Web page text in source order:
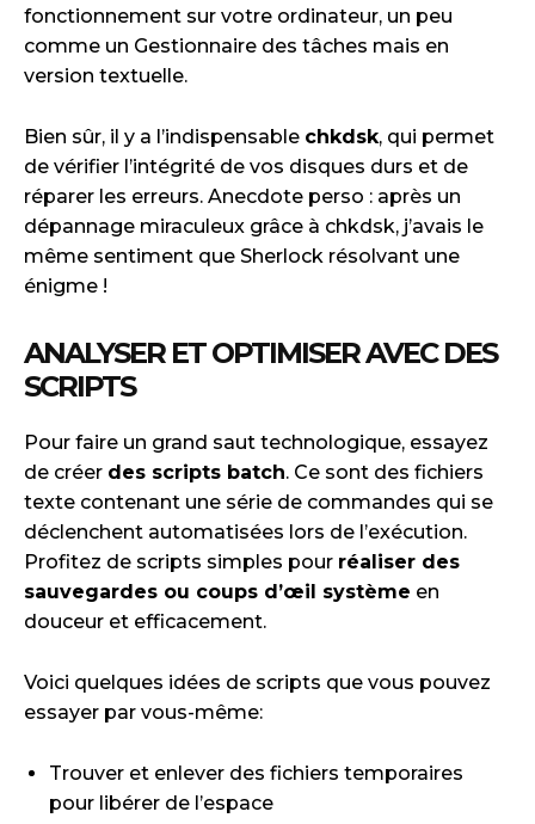
fonctionnement sur votre ordinateur, un peu
comme un Gestionnaire des tâches mais en
version textuelle.
Bien sûr, il y a l’indispensable chkdsk, qui permet
de vérifier l’intégrité de vos disques durs et de
réparer les erreurs. Anecdote perso : après un
dépannage miraculeux grâce à chkdsk, j’avais le
même sentiment que Sherlock résolvant une
énigme !
ANALYSER ET OPTIMISER AVEC DES
SCRIPTS
Pour faire un grand saut technologique, essayez
de créer des scripts batch. Ce sont des fichiers
texte contenant une série de commandes qui se
déclenchent automatisées lors de l’exécution.
Profitez de scripts simples pour réaliser des
sauvegardes ou coups d’œil système en
douceur et efficacement.
Voici quelques idées de scripts que vous pouvez
essayer par vous-même:
Trouver et enlever des fichiers temporaires
pour libérer de l’espace